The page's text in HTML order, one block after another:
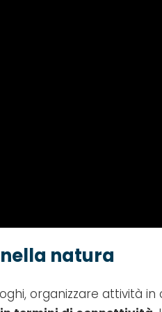
natura
organizzare attività